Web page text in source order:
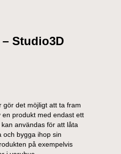
Studio3D
gör det möjligt att ta fram
en produkt med endast ett
användas för att låta
och bygga ihop sin
på exempelvis